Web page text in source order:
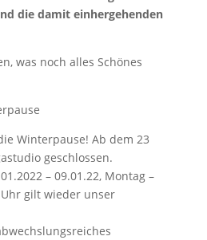
die damit einhergehenden
was noch alles Schönes
Winterpause! Ab dem 23
geschlossen.
– 09.01.22, Montag –
Uhr gilt wieder unser